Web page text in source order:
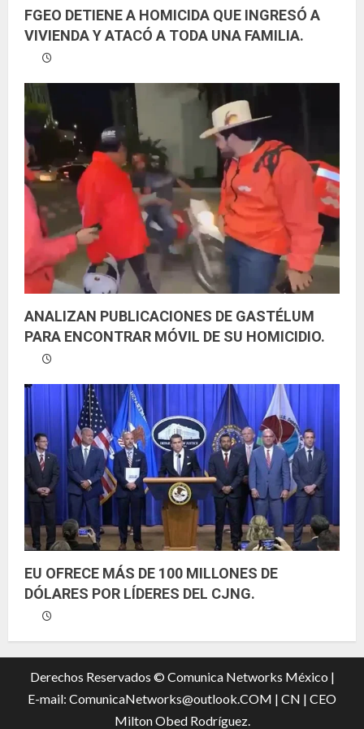
FGEO DETIENE A HOMICIDA QUE INGRESÓ A
VIVIENDA Y ATACÓ A TODA UNA FAMILIA.
ANALIZAN PUBLICACIONES DE GASTÉLUM
PARA ENCONTRAR MÓVIL DE SU HOMICIDIO.
EU OFRECE MÁS DE 100 MILLONES DE
DÓLARES POR LÍDERES DEL CJNG.
Derechos Reservados © Comunica Networks México |
E-mail: ComunicaNetworks@outlook.COM | CN | CEO
Milton Obed Rodríguez.